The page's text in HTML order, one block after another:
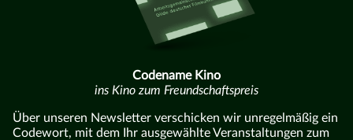
Codename Kino
ins Kino zum Freundschaftspreis
Über unseren Newsletter verschicken wir unregelmäßig ein
Codewort, mit dem Ihr ausgewählte Veranstaltungen zum